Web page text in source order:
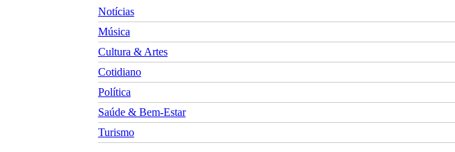
Notícias
Música
Cultura & Artes
Cotidiano
Política
Saúde & Bem-Estar
Turismo